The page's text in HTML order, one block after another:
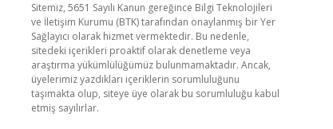
Sitemiz, 5651 Sayılı Kanun gereğince Bilgi Teknolojileri
ve İletişim Kurumu (BTK) tarafından onaylanmış bir Yer
Sağlayıcı olarak hizmet vermektedir. Bu nedenle,
sitedeki içerikleri proaktif olarak denetleme veya
araştırma yükümlülüğümüz bulunmamaktadır. Ancak,
üyelerimiz yazdıkları içeriklerin sorumluluğunu
taşımakta olup, siteye üye olarak bu sorumluluğu kabul
etmiş sayılırlar.